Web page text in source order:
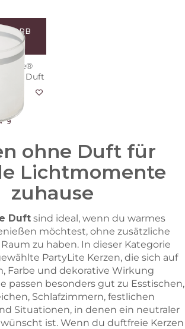
ohne Duft
9
ohne Duft für
Lichtmomente
zuhause
Duftsind ideal, wenn du warmes
möchtest, ohne zusätzliche
zu haben. In dieser Kategorie
PartyLite Kerzen, die sich auf
Farbe und dekorative Wirkung
passen besonders gut zu Esstischen,
Schlafzimmern, festlichen
Situationen, in denen ein neutraler
ist. Wenn du duftfreie Kerzen